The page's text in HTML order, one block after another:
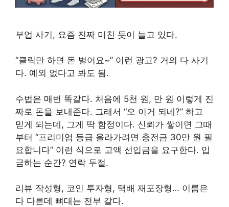
부업 사기, 요즘 진짜 미친 듯이 늘고 있다.
“클릭만 하면 돈 벌어요~” 이런 광고? 거의 다 사기
다. 예외 없다고 봐도 됨.
수법은 매번 똑같다. 처음에 5천 원, 만 원 이렇게 진
짜로 돈을 보내준다. 그래서 “오 이거 되네?” 하고
믿게 되는데, 그게 딱 함정이다. 신뢰가 쌓이면 그때
부터 “프리미엄 등급 올라가려면 충전금 30만 원 필
요합니다” 이런 식으로 고액 선입금을 요구한다. 입
금하는 순간? 연락 두절.
리뷰 작성형, 코인 투자형, 택배 재포장형… 이름은
다 다른데 뼈대는 전부 같다.